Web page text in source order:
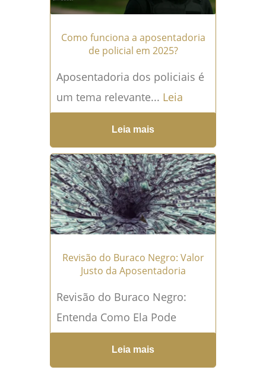
Como funciona a aposentadoria
de policial em 2025?
Aposentadoria dos policiais é
um tema relevante... Leia
mais →
Leia mais
Revisão do Buraco Negro: Valor
Justo da Aposentadoria
Revisão do Buraco Negro:
Entenda Como Ela Pode
Beneficiar Sua Aposentadoria
A aposentadoria é um
Leia mais